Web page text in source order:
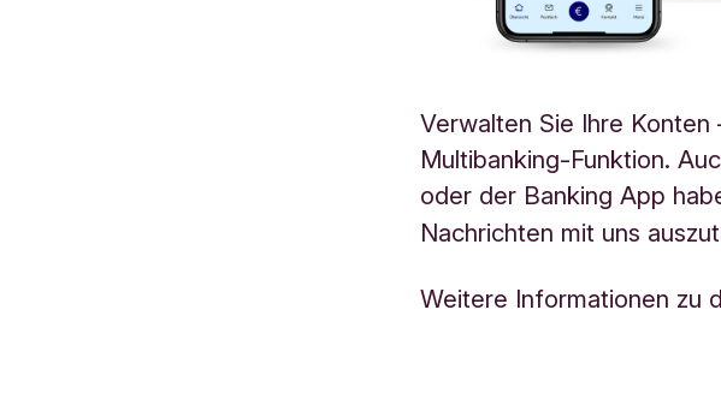
Verwalten Sie Ihre
Multibanking-Funktion.
oder der Banking App
Nachrichten mit uns
Weitere Informationen zu